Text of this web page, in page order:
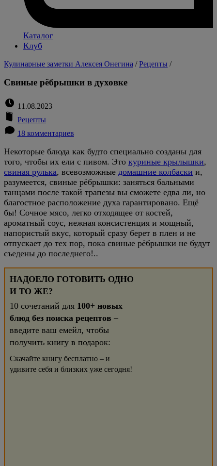
Каталог
Клуб
Кулинарные заметки Алексея Онегина /Рецепты /
Свиные рёбрышки в духовке
11.08.2023
Рецепты
18 комментариев
Некоторые блюда как будто специально созданы для
того, чтобы их ели с пивом. Это куриные крылышки,
свиная рулька, всевозможные домашние колбаски и,
разумеется, свиные рёбрышки: заняться бальными
танцами после такой трапезы вы сможете едва ли, но
благостное расположение духа гарантировано. Ещё
бы! Сочное мясо, легко отходящее от костей,
ароматный соус, нежная консистенция и мощный,
напористый вкус, который сразу берет в плен и не
отпускает до тех пор, пока свиные рёбрышки не будут
съедены до последнего!..
НАДОЕЛО ГОТОВИТЬ ОДНО
И ТО ЖЕ?
10 сочетаний для 100+ новых
блюд без поиска рецептов –
введите ваш емейл, чтобы
получить книгу в подарок:
Скачайте книгу бесплатно – и
удивите себя и близких уже сегодня!